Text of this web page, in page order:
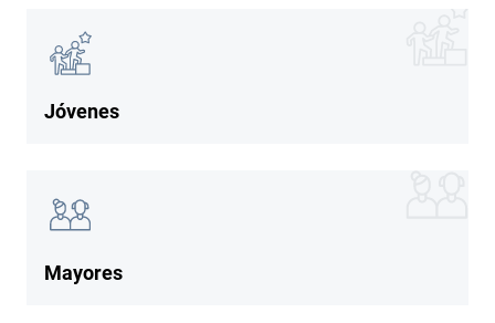
Imagen
Jóvenes
Imagen
Imagen
Mayores
Imagen